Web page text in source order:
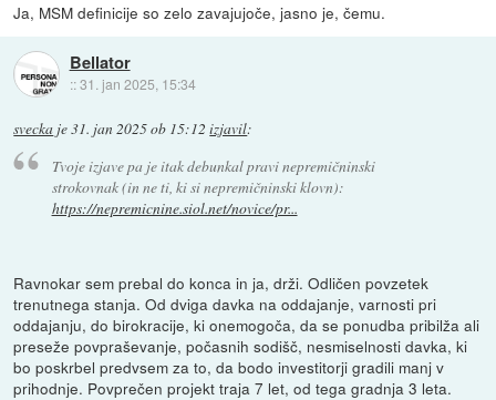
Ja, MSM definicije so zelo zavajujoče, jasno je, čemu.
Bellator
::31. jan 2025, 15:34
svecka je31. jan 2025 ob 15:12 izjavil:
Tvoje izjave pa je itak debunkal pravi nepremičninski
strokovnak (in ne ti, ki si nepremičninski klovn):
https://nepremicnine.siol.net/novice/pr...
Ravnokar sem prebal do konca in ja, drži. Odličen povzetek
trenutnega stanja. Od dviga davka na oddajanje, varnosti pri
oddajanju, do birokracije, ki onemogoča, da se ponudba pribilža ali
preseže povpraševanje, počasnih sodišč, nesmiselnosti davka, ki
bo poskrbel predvsem za to, da bodo investitorji gradili manj v
prihodnje. Povprečen projekt traja 7 let, od tega gradnja 3 leta.